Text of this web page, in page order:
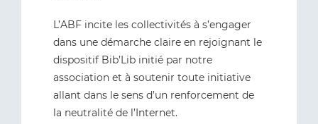
L’ABF incite les collectivités à s’engager
dans une démarche claire en rejoignant le
dispositif Bib’Lib initié par notre
association et à soutenir toute initiative
allant dans le sens d’un renforcement de
la neutralité de l’Internet.